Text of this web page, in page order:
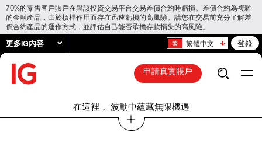
70%的零售客戶賬戶在與該投資交易平台交易差價合約時虧損。差價合約為複雜
的金融產品，由於槓桿作用而存在迅速虧損的高風險。請您在交易前充分了解差
價合約產品的運作方式，並評估自己能否承擔存款損失的高風險。
更多IG內容 繁體中文 登錄
申請真實賬戶
在這裡， 波動中蘊藏無限機遇